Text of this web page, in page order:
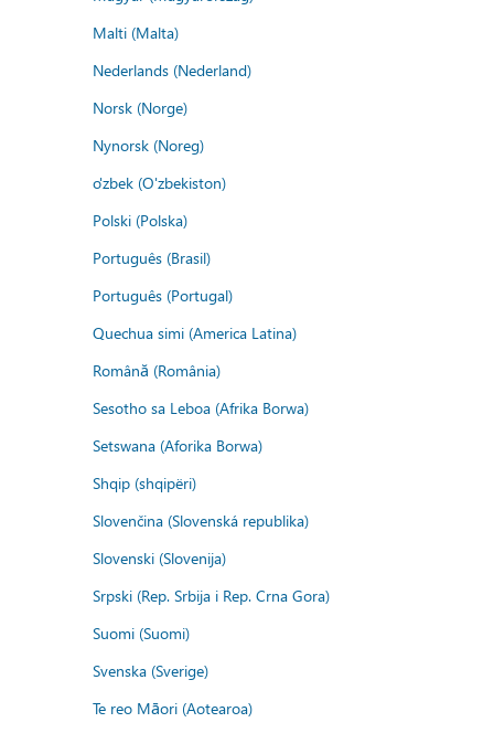
Malti (Malta)
Nederlands (Nederland)
Norsk (Norge)
Nynorsk (Noreg)
o'zbek (O'zbekiston)
Polski (Polska)
Português (Brasil)
Português (Portugal)
Quechua simi (America Latina)
Română (România)
Sesotho sa Leboa (Afrika Borwa)
Setswana (Aforika Borwa)
Shqip (shqipëri)
Slovenčina (Slovenská republika)
Slovenski (Slovenija)
Srpski (Rep. Srbija i Rep. Crna Gora)
Suomi (Suomi)
Svenska (Sverige)
Te reo Māori (Aotearoa)